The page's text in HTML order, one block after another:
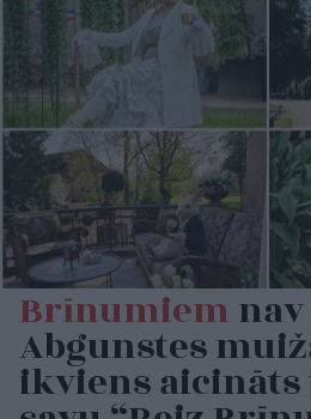
Brīnumiem
Abgunstes
ikviens